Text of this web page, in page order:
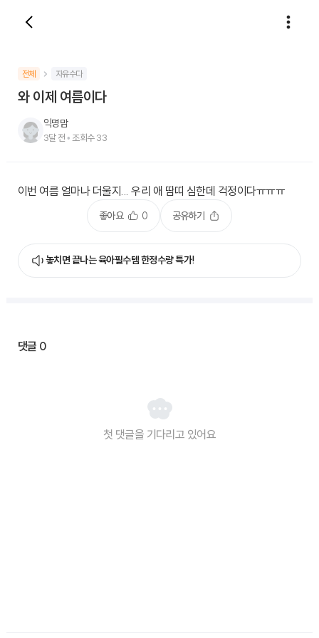
전체 자유수다
와 이제 여름이다
익명맘
3달 전 • 조회수33
이번 여름 얼마나 더울지... 우리 애 땀띠 심한데 걱정이다ㅠㅠㅠ
좋아요 0 공유하기
놓치면 끝나는 육아필수템 한정수량 특가!
댓글 0
첫 댓글을 기다리고 있어요